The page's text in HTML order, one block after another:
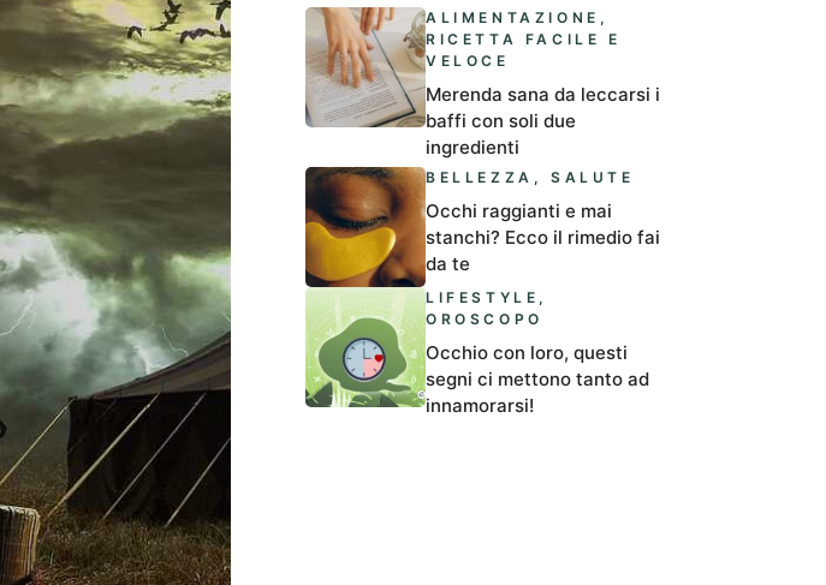
ALIMENTAZIONE ,
RICETTA FACILE E
VELOCE
Merenda sana da leccarsi i
baffi con soli due
ingredienti
BELLEZZA ,SALUTE
Occhi raggianti e mai
stanchi? Ecco il rimedio fai
da te
LIFESTYLE ,
OROSCOPO
Occhio con loro, questi
segni ci mettono tanto ad
innamorarsi!